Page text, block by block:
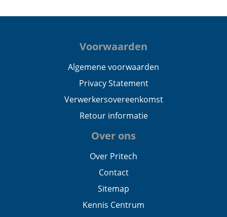
Voorwaarden
Algemene voorwaarden
Privacy Statement
Verwerkersovereenkomst
Retour informatie
Over ons
Over Pritech
Contact
Sitemap
Kennis Centrum